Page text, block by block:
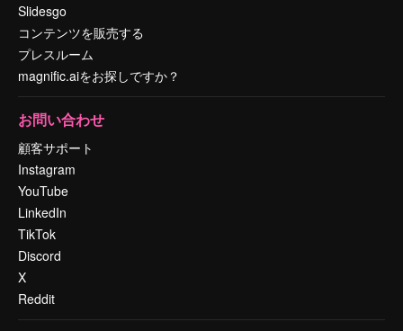
Slidesgo
コンテンツを販売する
プレスルーム
magnific.aiをお探しですか？
お問い合わせ
顧客サポート
Instagram
YouTube
LinkedIn
TikTok
Discord
X
Reddit